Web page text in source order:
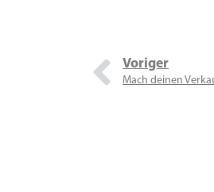
Voriger
Mach deinen